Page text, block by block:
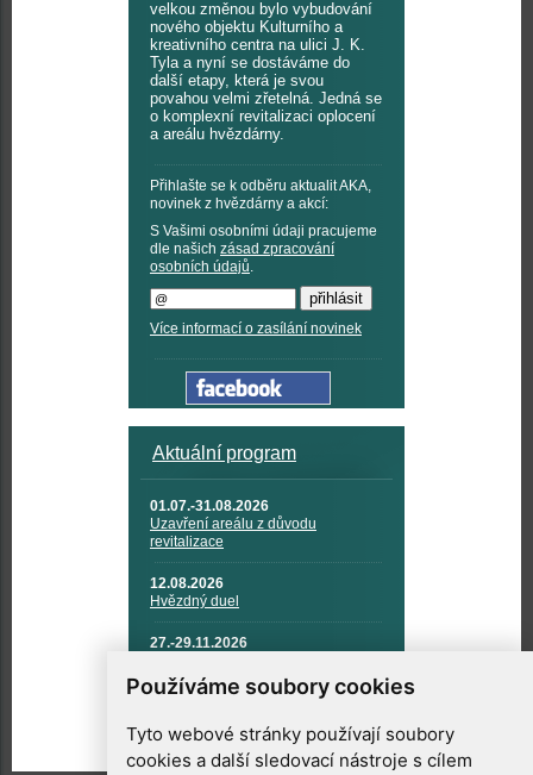
Používáme soubory cookies
Tyto webové stránky používají soubory
cookies a další sledovací nástroje s cílem
velkou změnou bylo vybudování
nového objektu Kulturního a
kreativního centra na ulici J. K.
Tyla a nyní se dostáváme do
další etapy, která je svou
povahou velmi zřetelná. Jedná se
o komplexní revitalizaci oplocení
a areálu hvězdárny.
Přihlašte se k odběru aktualit AKA,
novinek z hvězdárny a akcí:
S Vašimi osobními údaji pracujeme
dle našich zásad zpracování
osobních údajů.
Více informací o zasílání novinek
Aktuální program
01.07.-31.08.2026
Uzavření areálu z důvodu
revitalizace
12.08.2026
Hvězdný duel
27.-29.11.2026
TECHNIKA A KOSMICKÉ
TECHNOLOGIE